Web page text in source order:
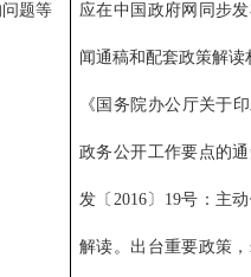
题等 应在中国政府网同步
闻通稿和配套政策解读
《国务院办公厅关于
政务公开工作要点的
发〔2016〕19号：主
解读。出台重要政策